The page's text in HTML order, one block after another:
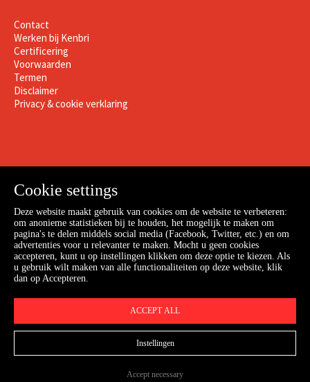
Contact
Werken bij Kenbri
Certificering
Voorwaarden
Termen
Disclaimer
Privacy & cookie verklaring
Kenbri
Cookie settings
Deze website maakt gebruik van cookies om de website te verbeteren:
om anonieme statistieken bij te houden, het mogelijk te maken om
pagina's te delen middels social media (Facebook, Twitter, etc.) en om
advertenties voor u relevanter te maken. Mocht u geen cookies
accepteren, kunt u op instellingen klikken om deze optie te kiezen. Als
u gebruik wilt maken van alle functionaliteiten op deze website, klik
dan op Accepteren.
ACCEPT ALL
Instellingen
Accept necessary